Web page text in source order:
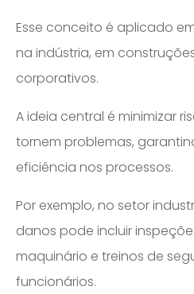
Esse conceito é aplicado
na indústria, em
corporativos.
A ideia central é minimizar
tornem problemas,
eficiência nos processos.
Por exemplo, no setor
danos pode incluir
maquinário e treinos de
funcionários.